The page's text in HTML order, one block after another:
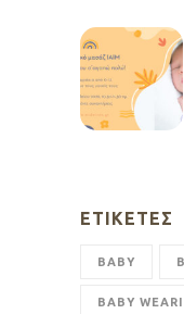
ΕΤΙΚΈΤΕΣ
BABY
BABY